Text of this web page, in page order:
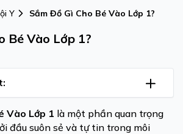
Y Sắm Đồ Gì Cho Bé Vào Lớp 1?
Bé Vào Lớp 1?
Vào Lớp 1 là một phần quan trọng
đầu suôn sẻ và tự tin trong môi